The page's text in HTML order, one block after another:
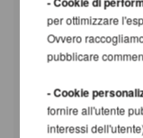
1m
-
0,75m /
per ottimizzare
Ovvero
pubblicare
- Cookie
fornire all'utente
interessi